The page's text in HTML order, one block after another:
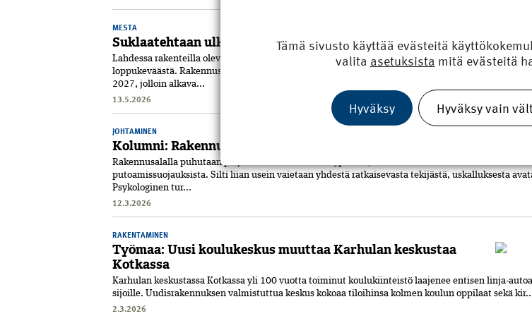
MESTA
Suklaatehtaan ulko­seinät ovat pystyssä
Lahdessa rakenteilla olevan Fazerin suklaatehtaan ulkovaippa valmistui
loppukeväästä. Rakennustöiden painopiste siirtyy laiteasennuksiin. Tehtaan rakennustyöt
2027, jolloin alkava...
13.5.2026
JOHTAMINEN
Kolumni: Rakennusalan näkymätön turvavaruste
Rakennusalalla puhutaan paljon­ turvallisuudesta. Kypäristä, kaiteis­ta tai
putoamissuojauk­sista. Silti liian usein vaietaan yhdestä ratkaisevasta tekijästä, uskalluksesta
Psykologinen tur...
12.3.2026
RAKENTAMINEN
Työmaa: Uusi koulukeskus muuttaa Karhulan keskustaa
Kotkassa
Karhulan keskustassa Kotkassa yli 100 vuotta toiminut koulukiinteistö laajenee entisen linja-
sijoille. Uudisrakennuksen valmistuttua keskus kokoaa tiloihinsa kolmen koulun oppilaat sekä
2.3.2026
Tämä sivusto käyttää evästeitä
valita asetuksista mitä evästeitä
Hyväksy Hyväksy vain